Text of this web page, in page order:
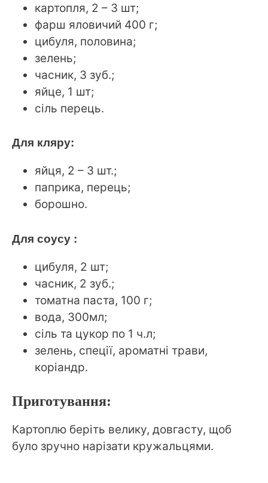
картопля, 2 – 3 шт;
фарш яловичий 400 г;
цибуля, половина;
зелень;
часник, 3 зуб.;
яйце, 1 шт;
сіль перець.
Для кляру:
яйця, 2 – 3 шт.;
паприка, перець;
борошно.
Для соусу :
цибуля, 2 шт;
часник, 2 зуб.;
томатна паста, 100 г;
вода, 300мл;
сіль та цукор по 1 ч.л;
зелень, спеції, ароматні трави,
коріандр.
Приготування:
Картоплю беріть велику, довгасту, щоб
було зручно нарізати кружальцями.